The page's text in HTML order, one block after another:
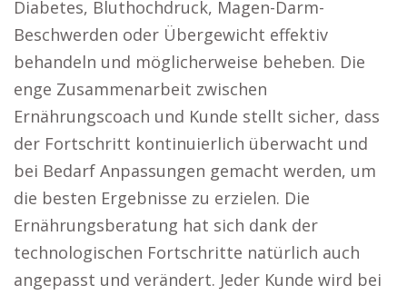
Diabetes, Bluthochdruck, Magen-Darm-
Beschwerden oder Übergewicht effektiv
behandeln und möglicherweise beheben. Die
enge Zusammenarbeit zwischen
Ernährungscoach und Kunde stellt sicher, dass
der Fortschritt kontinuierlich überwacht und
bei Bedarf Anpassungen gemacht werden, um
die besten Ergebnisse zu erzielen. Die
Ernährungsberatung hat sich dank der
technologischen Fortschritte natürlich auch
angepasst und verändert. Jeder Kunde wird bei